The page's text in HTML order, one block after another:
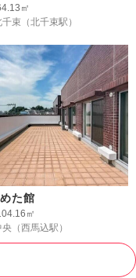
㎡
千束 （北千束駅）
た館
㎡
央 （西馬込駅）